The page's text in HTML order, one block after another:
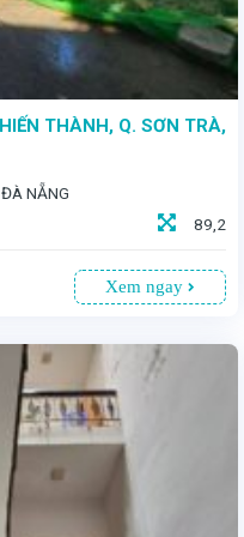
THÀNH, Q. SƠN TRÀ,
NẴNG
89,2
Xem ngay